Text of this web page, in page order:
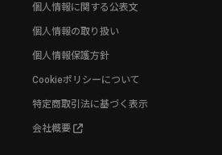
個人情報に関する公表文
個人情報の取り扱い
個人情報保護方針
Cookieポリシーについて
特定商取引法に基づく表示
会社概要